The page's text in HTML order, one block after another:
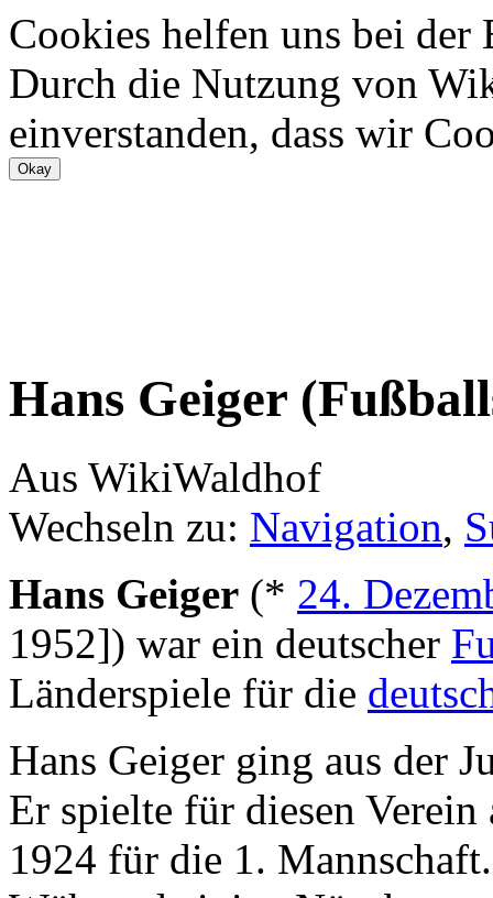
Cookies helfen uns bei
Durch die Nutzung von
einverstanden, dass wir
Hans Geiger
Aus WikiWaldhof
Wechseln zu: Navigation,
Hans Geiger (* 24.
1952]) war ein deutscher
Länderspiele für die
Hans Geiger ging aus der
Er spielte für diesen
1924 für die 1.